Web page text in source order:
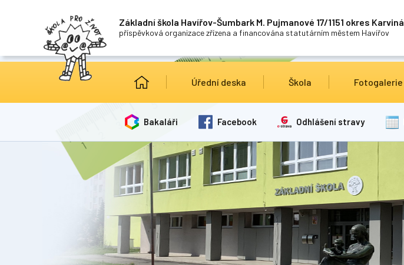
Základní škola Havířov-Šumbark M. Pujmanové 17/1151 okres Karviná
příspěvková organizace zřízena a financována statutárním městem Havířov
Úřední deska Škola Fotogalerie
Bakaláři Facebook Odhlášení stravy